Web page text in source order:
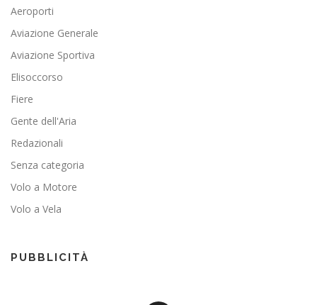
Aeroporti
Aviazione Generale
Aviazione Sportiva
Elisoccorso
Fiere
Gente dell'Aria
Redazionali
Senza categoria
Volo a Motore
Volo a Vela
PUBBLICITÀ